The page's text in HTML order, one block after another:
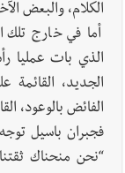
الكلام، والبعض
أما في خارج تلك
الذي بات عمليا
الجديد، القائمة
الفائض بالوعود،
فجبران باسيل
“نحن منحناك